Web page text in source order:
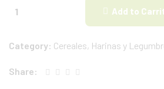
Add to
Category: Cereales, Harinas y
Share: